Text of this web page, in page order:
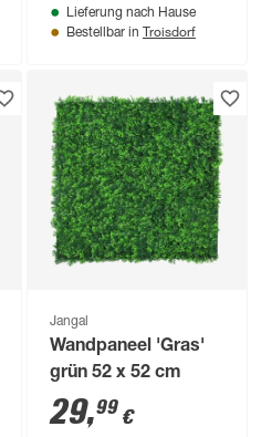
grau 52 x 52 cm
Lieferung nach Hause
Bestellbar in Troisdorf
Jangal
Wandpaneel 'Gras'
grün 52 x 52 cm
29,99 €